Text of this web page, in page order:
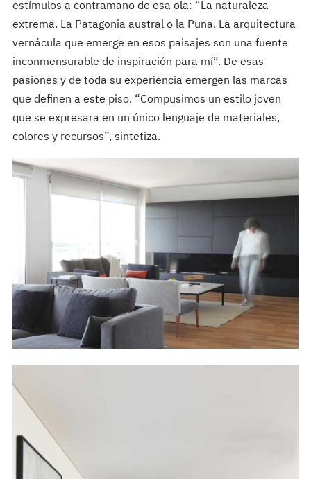
estímulos a contramano de esa ola: “La naturaleza
extrema. La Patagonia austral o la Puna. La arquitectura
vernácula que emerge en esos paisajes son una fuente
inconmensurable de inspiración para mí”. De esas
pasiones y de toda su experiencia emergen las marcas
que definen a este piso. “Compusimos un estilo joven
que se expresara en un único lenguaje de materiales,
colores y recursos”, sintetiza.